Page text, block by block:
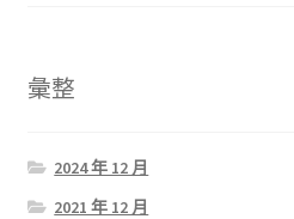
彙整
2024 年 12 月
2021 年 12 月